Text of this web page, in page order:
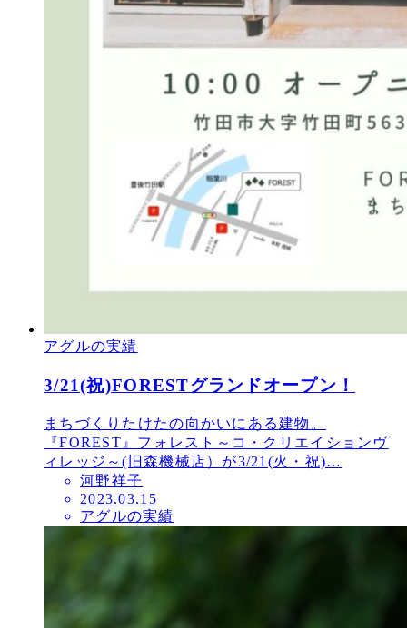
アグルの実績
3/21(祝)FORESTグランドオープン！
まちづくりたけたの向かいにある建物。
『FOREST』フォレスト～コ・クリエイションヴ
ィレッジ～(旧森機械店）が3/21(火・祝)…
河野祥子
投
稿
2023.03.15
アグルの実績